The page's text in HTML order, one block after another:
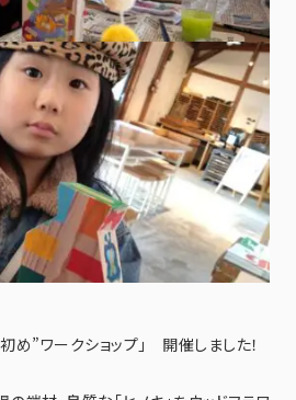
初め”ワークショップ」 開催しました！